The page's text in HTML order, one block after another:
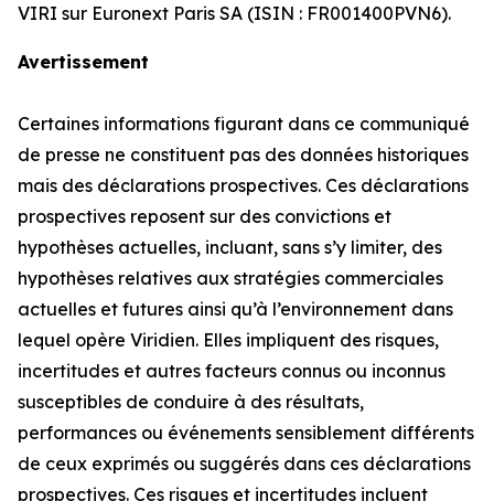
VIRI sur Euronext Paris SA (ISIN : FR001400PVN6).
Avertissement
Certaines informations figurant dans ce communiqué
de presse ne constituent pas des données historiques
mais des déclarations prospectives. Ces déclarations
prospectives reposent sur des convictions et
hypothèses actuelles, incluant, sans s’y limiter, des
hypothèses relatives aux stratégies commerciales
actuelles et futures ainsi qu’à l’environnement dans
lequel opère Viridien. Elles impliquent des risques,
incertitudes et autres facteurs connus ou inconnus
susceptibles de conduire à des résultats,
performances ou événements sensiblement différents
de ceux exprimés ou suggérés dans ces déclarations
prospectives. Ces risques et incertitudes incluent